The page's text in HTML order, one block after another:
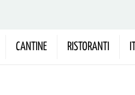
CANTINE RISTORANTI